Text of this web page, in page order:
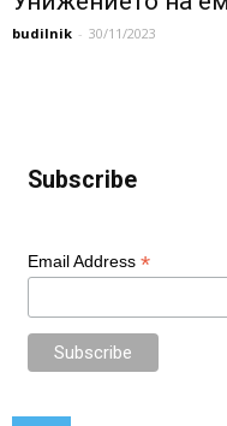
budilnik - 30/11/2023
Subscribe
Email Address *